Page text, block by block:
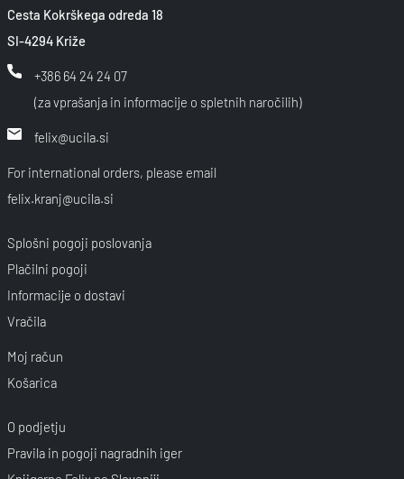
Cesta Kokrškega odreda 18
SI-4294 Križe
+386 64 24 24 07
(za vprašanja in informacije o spletnih naročilih)
felix@ucila.si
For international orders, please email
felix.kranj@ucila.si
Splošni pogoji poslovanja
Plačilni pogoji
Informacije o dostavi
Vračila
Moj račun
Košarica
O podjetju
Pravila in pogoji nagradnih iger